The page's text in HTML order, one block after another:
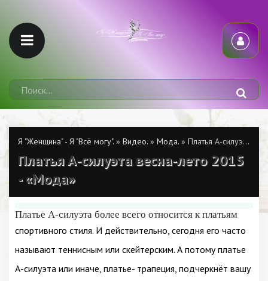
Я "Женщина" - Я "Всё могу". » Видео. » Мода. » Платья А-силуэта весна-лето 2015 - «Мода»
Платья А-силуэта весна-лето 2015
- «Мода»
Платье А-силуэта более всего относится к платьям
спортивного стиля. И действительно, сегодня его часто
называют теннисным или скейтерским. А потому платье
А-силуэта или иначе, платье- трапеция, подчеркнёт вашу